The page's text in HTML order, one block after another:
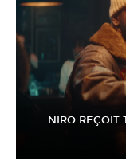
NIRO REÇOIT